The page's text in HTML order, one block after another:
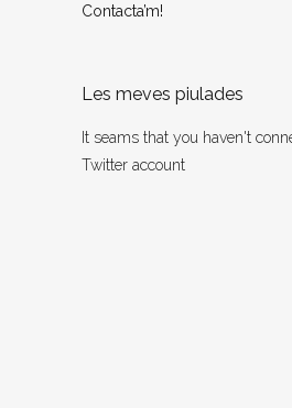
Contacta’m!
Les meves piulades
It seams that you haven't
Twitter account